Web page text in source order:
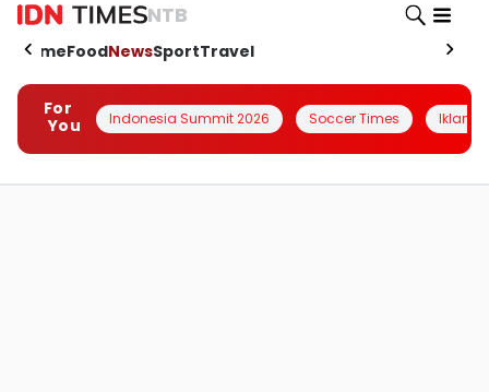
NTB
HomeFoodNewsSportTravel
For
You
Indonesia Summit 2026 Soccer Times Iklanin